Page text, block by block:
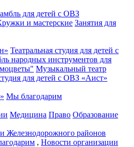
для детей с ОВЗ
и мастерские Занятия для
Театральная студия для детей с
народных инструментов для
Музыкальный театр
для детей с ОВЗ «Аист»
Мы благодарим
Медицина Право Образование
Железнодорожного районов
, Новости организации